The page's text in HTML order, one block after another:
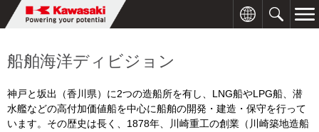
船舶海洋ディビジョン
神戸と坂出（香川県）に2つの造船所を有し、LNG船やLPG船、潜
水艦などの高付加価値船を中心に船舶の開発・建造・保守を行って
います。その歴史は長く、1878年、川崎重工の創業（川崎築地造船